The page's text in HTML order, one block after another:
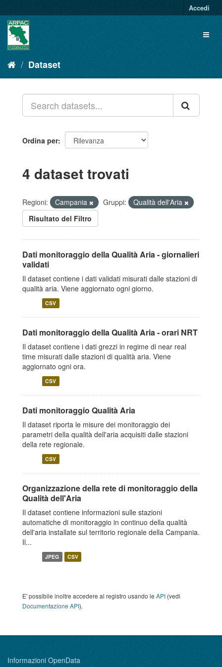
al
contenuto
Accedi
Dataset
Ordina per
4 dataset trovati
Regioni: Campania Gruppi:
Qualità dell'Aria
Risultato del Filtro
Dati monitoraggio della Qualità Aria - giornalieri
validati
Il dataset contiene i dati validati misurati dalle stazioni di
qualità aria. Viene aggiornato ogni giorno.
CSV
Dati monitoraggio della Qualità Aria - orari NRT
Il dataset contiene i dati grezzi in regime di near real
time misurati dalle stazioni di qualità aria. Viene
aggiornato ogni ora.
CSV
Dati monitoraggio Qualità Aria
Il dataset riporta le misure dei monitoraggio dei
parametri della qualità dell'aria acquisiti dalle stazioni
della rete regionale.
CSV
Organizzazione della rete di monitoraggio della
Qualità dell'Aria
Il dataset contiene informazioni sulle stazioni
automatiche di monitoraggio in continuo della qualità
dell'aria installate sul territorio regionale della Campania.
Il...
JPEG CSV
E' possibile inoltre accedere al registro usando le API (vedi
Documentazione API).
Informazioni OpenData